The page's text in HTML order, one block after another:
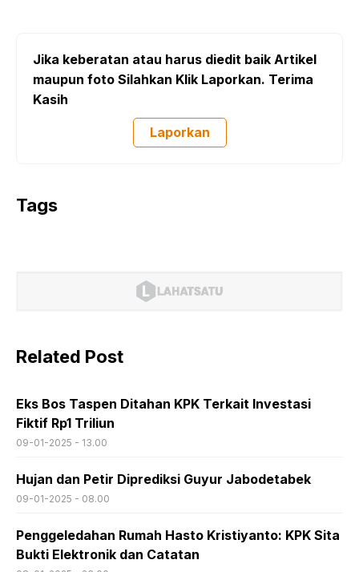
Jika keberatan atau harus diedit baik Artikel
maupun foto Silahkan Klik Laporkan. Terima
Kasih
Laporkan
Tags
Related Post
Eks Bos Taspen Ditahan KPK Terkait Investasi
Fiktif Rp1 Triliun
09-01-2025 - 13.00
Hujan dan Petir Diprediksi Guyur Jabodetabek
09-01-2025 - 08.00
Penggeledahan Rumah Hasto Kristiyanto: KPK Sita
Bukti Elektronik dan Catatan